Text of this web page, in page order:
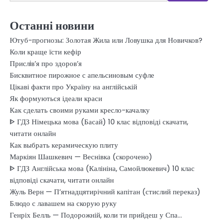
Останні новини
Ютуб-прогнозы: Золотая Жила или Ловушка для Новичков?
Коли краще їсти кефір
Прислiв’я про здоров’я
Бисквитное пирожное с апельсиновым суфле
Цікаві факти про Україну на англійській
Як формуються ідеали краси
Как сделать своими руками кресло-качалку
ᐈ ГДЗ Німецька мова (Басай) 10 клас відповіді скачати,
читати онлайн
Как выбрать керамическую плиту
Маркіян Шашкевич — Веснівка (скорочено)
ᐈ ГДЗ Англійська мова (Калініна, Самойлюкевич) 10 клас
відповіді скачати, читати онлайн
Жуль Верн — П’ятнадцятирічний капітан (стислий переказ)
Блюдо с лавашем на скорую руку
Генріх Белль — Подорожній, коли ти прийдеш у Спа…